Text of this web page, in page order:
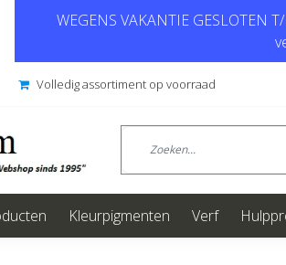
WEGENS VAKANTIE GESLOTEN
Volledig assortiment op voorraad
Kleurpigmenten Verf